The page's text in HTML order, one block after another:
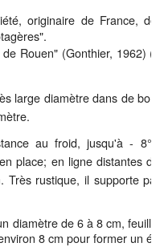
originaire de France,
Rouen" (Gonthier, 1962)
large diamètre dans de
au froid, jusqu'à -
place; en ligne distantes
Très rustique, il supporte
diamètre de 6 à 8 cm,
8 cm pour former un